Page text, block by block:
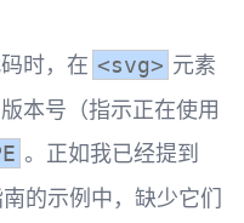
时，在 <svg> 元素
本号（指示正在使用
。正如我已经提到
的示例中，缺少它们